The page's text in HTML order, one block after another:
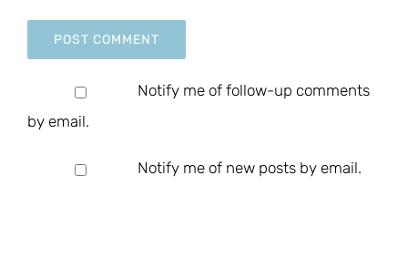
Notify me of follow-up comments
by email.
Notify me of new posts by email.